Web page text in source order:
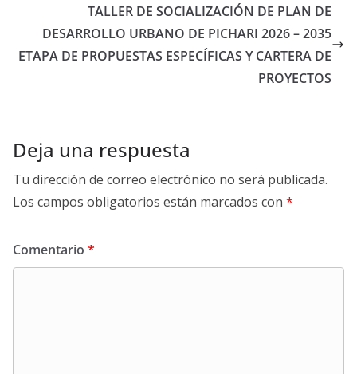
TALLER DE SOCIALIZACIÓN DE PLAN DE
DESARROLLO URBANO DE PICHARI 2026 – 2035
ETAPA DE PROPUESTAS ESPECÍFICAS Y CARTERA DE
PROYECTOS
Deja una respuesta
Tu dirección de correo electrónico no será publicada.
Los campos obligatorios están marcados con *
Comentario *